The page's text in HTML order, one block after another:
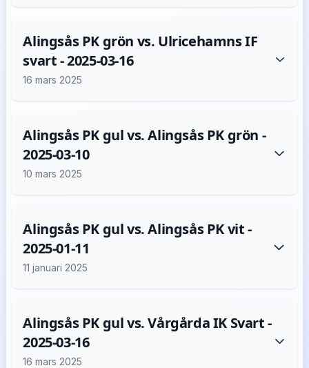
Alingsås PK grön vs. Ulricehamns IF
svart - 2025-03-16
16 mars 2025
Alingsås PK gul vs. Alingsås PK grön -
2025-03-10
10 mars 2025
Alingsås PK gul vs. Alingsås PK vit -
2025-01-11
11 januari 2025
Alingsås PK gul vs. Vårgårda IK Svart -
2025-03-16
16 mars 2025